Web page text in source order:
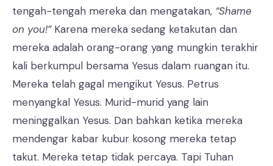
tengah-tengah mereka dan mengatakan, “Shame
on you!”Karena mereka sedang ketakutan dan
mereka adalah orang-orang yang mungkin terakhir
kali berkumpul bersama Yesus dalam ruangan itu.
Mereka telah gagal mengikut Yesus. Petrus
menyangkal Yesus. Murid-murid yang lain
meninggalkan Yesus. Dan bahkan ketika mereka
mendengar kabar kubur kosong mereka tetap
takut. Mereka tetap tidak percaya. Tapi Tuhan